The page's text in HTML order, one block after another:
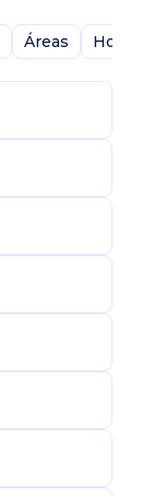
Áreas Home-